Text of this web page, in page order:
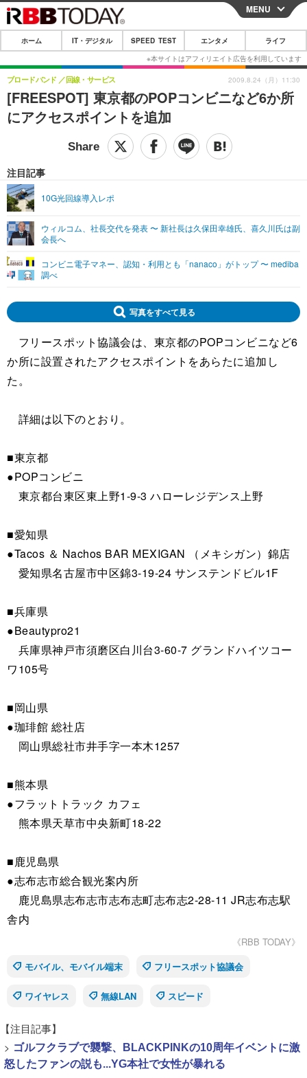
CLOSE
ホーム
IT・デジタル
IT・デジタルTOP スマートフォン
その他
SPEED TEST
映画・ドラマ
グラビア
ショッピング その他
ライフTOP
その他
リリース一覧
プッシュ通知の停止方法
MENU
ホーム IT・デジタル SPEED TEST エンタメ ライフ
[FREESPOT] 東京都のPOPコンビニなど6か所
にアクセスポイントを追加
ブロードバンド 回線・サービス
注目記事
10G光回線導入レポ
ウィルコム、社長交代を発表 〜 新社長は久保田幸雄氏、喜久川氏は副
会長へ
コンビニ電子マネー、認知・利用とも「nanaco」がトップ 〜 mediba
調べ
2009.8.24（月）11:30
写真をすべて見る
フリースポット協議会は、東京都のPOPコンビニなど6
か所に設置されたアクセスポイントをあらたに追加し
た。
詳細は以下のとおり。
■東京都
●POPコンビニ
東京都台東区東上野1-9-3 ハローレジデンス上野
■愛知県
●Tacos ＆ Nachos BAR MEXIGAN （メキシガン）錦店
愛知県名古屋市中区錦3-19-24 サンステンドビル1F
■兵庫県
●Beautypro21
兵庫県神戸市須磨区白川台3-60-7 グランドハイツコー
ワ105号
■岡山県
●珈琲館 総社店
岡山県総社市井手字一本木1257
■熊本県
●フラットトラック カフェ
熊本県天草市中央新町18-22
■鹿児島県
●志布志市総合観光案内所
鹿児島県志布志市志布志町志布志2-28-11 JR志布志駅
舎内
《RBB TODAY》
モバイル、モバイル端末
フリースポット協議会
ワイヤレス 無線LAN スピード
【注目記事】
> ゴルフクラブで襲撃、BLACKPINKの10周年イベントに激
怒したファンの説も...YG本社で女性が暴れる